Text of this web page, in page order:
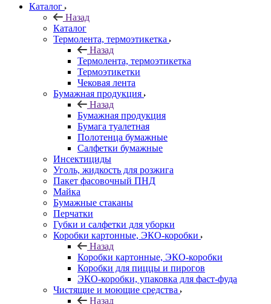
Каталог
Назад
Каталог
Термолента, термоэтикетка
Назад
Термолента, термоэтикетка
Термоэтикетки
Чековая лента
Бумажная продукция
Назад
Бумажная продукция
Бумага туалетная
Полотенца бумажные
Салфетки бумажные
Инсектициды
Уголь, жидкость для розжига
Пакет фасовочный ПНД
Майка
Бумажные стаканы
Перчатки
Губки и салфетки для уборки
Коробки картонные, ЭКО-коробки
Назад
Коробки картонные, ЭКО-коробки
Коробки для пиццы и пирогов
ЭКО-коробки, упаковка для фаст-фуда
Чистящие и моющие средства
Назад